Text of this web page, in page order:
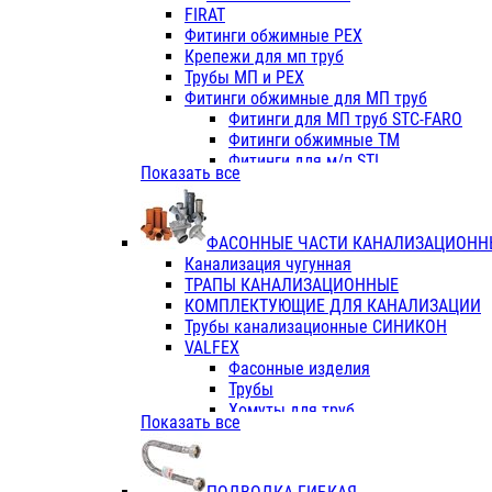
Фитинги ПП белые
Фитинги ПП белые
Фитинги ППс металл.белые
VALFEX
Трубы PE-RT
Трубы ПП водопровод белые
Трубы ПП водопровод серые
Трубы армированные
Трубы армированные
Фитинги с металл. серые
Фитинги ПП (серые)
Фитинги ПП белые
Краны
Фитинги ПП (белые)
Фитинги ПП с металлом белые
ПК КОНТУР
Краны полипропиленовые
Трубы полипропиленивые
FIRAT
Фитинги обжимные PEX
Крепежи для мп труб
Трубы МП и PEX
Фитинги обжимные для МП труб
Фитинги для МП труб STC-FARO
Фитинги обжимные ТМ
Фитинги для м/п STI
Фитинги для МП труб TITAN
TK
VALFEX
Показать все
ФАСОННЫЕ ЧАСТИ
Канализация чугунная
ТРАПЫ КАНАЛИЗАЦИОННЫЕ
КОМПЛЕКТУЮЩИЕ ДЛЯ КАНАЛИЗАЦИИ
Трубы канализационные СИНИКОН
VALFEX
Фасонные изделия
Трубы
Хомуты для труб
ПВХ (стройполимер)
Показать все